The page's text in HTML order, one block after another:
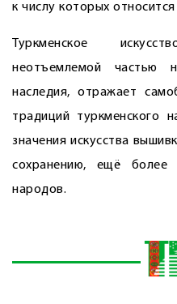
к числу которых
Туркменское
неотъемлемой частью
наследия, отражает
традиций туркменского
значения искусства
сохранению, ещё более
народов.